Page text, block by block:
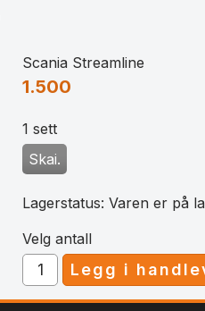
Scania Streamline
1.500
1 sett
Skai.
Lagerstatus: Varen er på
Velg antall